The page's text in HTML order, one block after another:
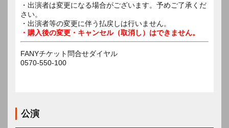
・出演者は変更になる場合がございます。予めご了承くだ
さい。
・出演者等の変更に伴う払戻しは行いません。
・購入後の変更・キャンセル（取消し）はできません。
FANYチケット問合せダイヤル
0570-550-100
公演